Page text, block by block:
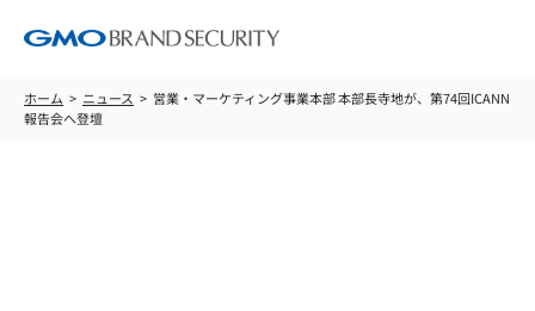
ホーム ニュース
営業・マーケティング事業本部 本部長寺地が、第74回ICANN
報告会へ登壇